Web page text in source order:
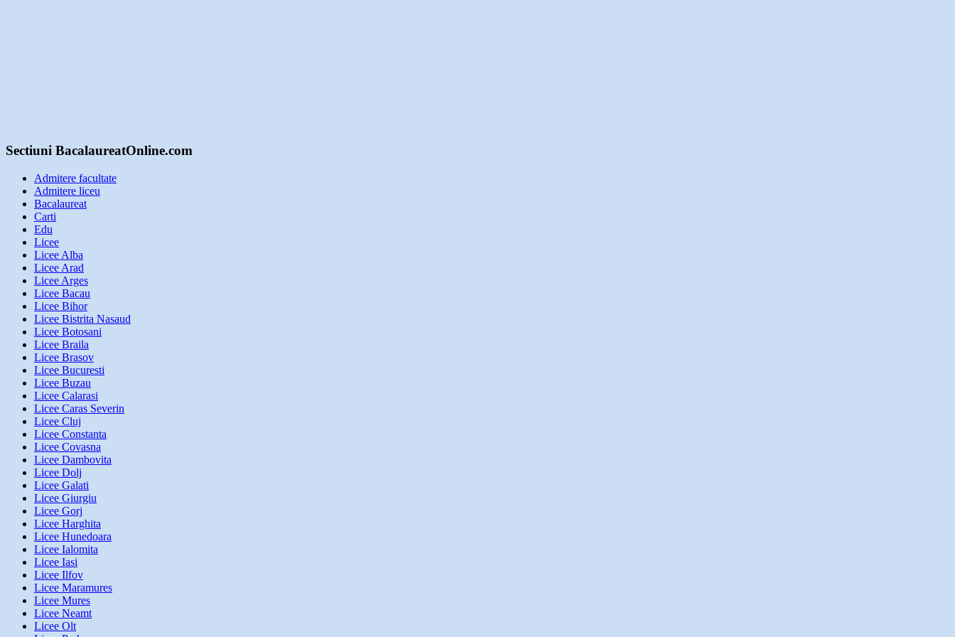
Sectiuni BacalaureatOnline.com
Admitere facultate
Admitere liceu
Bacalaureat
Carti
Edu
Licee
Licee Alba
Licee Arad
Licee Arges
Licee Bacau
Licee Bihor
Licee Bistrita Nasaud
Licee Botosani
Licee Braila
Licee Brasov
Licee Bucuresti
Licee Buzau
Licee Calarasi
Licee Caras Severin
Licee Cluj
Licee Constanta
Licee Covasna
Licee Dambovita
Licee Dolj
Licee Galati
Licee Giurgiu
Licee Gorj
Licee Harghita
Licee Hunedoara
Licee Ialomita
Licee Iasi
Licee Ilfov
Licee Maramures
Licee Mures
Licee Neamt
Licee Olt